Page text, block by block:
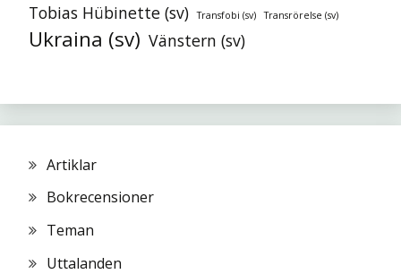
Tobias Hübinette (sv) Transfobi (sv) Transrörelse (sv)
Ukraina (sv) Vänstern (sv)
Artiklar
Bokrecensioner
Teman
Uttalanden